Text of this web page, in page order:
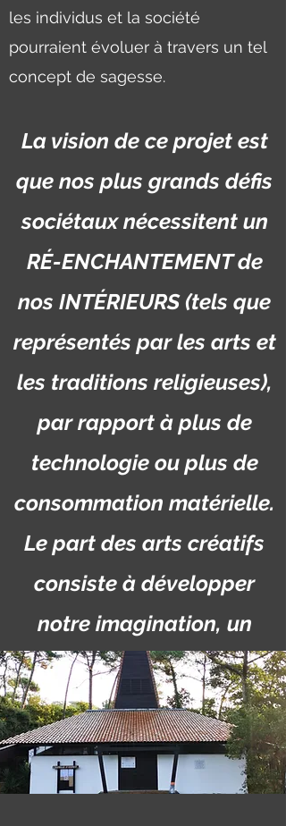
les individus et la société
pourraient évoluer à travers un tel
concept de sagesse.
La vision de ce projet est
que nos plus grands défis
sociétaux nécessitent un
RÉ-ENCHANTEMENT de
nos INTÉRIEURS (tels que
représentés par les arts et
les traditions religieuses),
par rapport à plus de
technologie ou plus de
consommation matérielle.
Le part des arts créatifs
consiste à développer
notre imagination, un
ingrédient essentiel pour
créer de nouveaux avenirs
meilleurs pour la société.